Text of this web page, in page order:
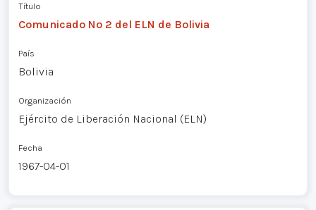
Título
Comunicado Nº 2 del ELN de Bolivia
País
Bolivia
Organización
Ejército de Liberación Nacional (ELN)
Fecha
1967-04-01